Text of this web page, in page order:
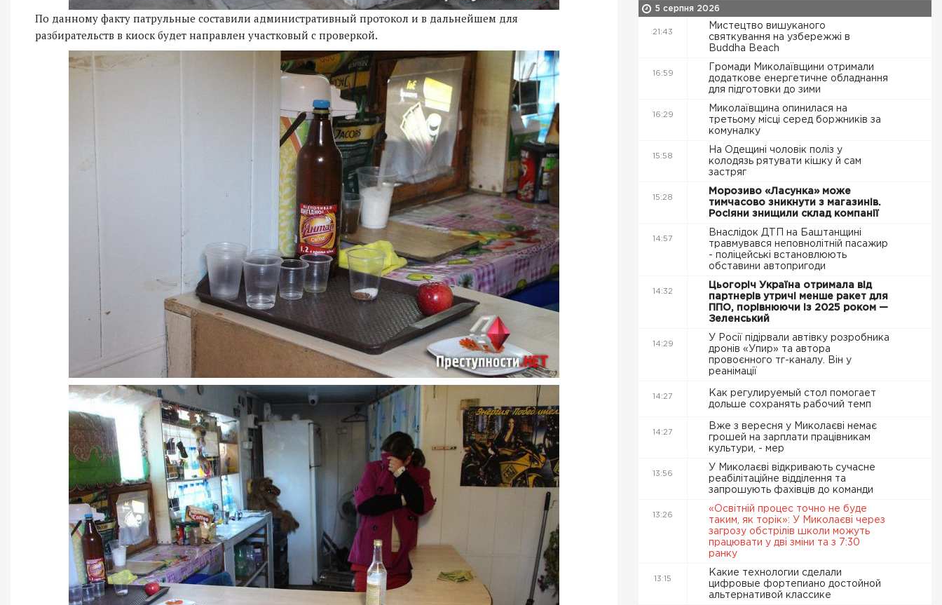
По данному факту патрульные составили административный протокол и в дальнейшем для
разбирательств в киоск будет направлен участковый с проверкой.
5 серпня 2026
21:43
Мистецтво вишуканого
святкування на узбережжі в
Buddha Beach
16:59
Громади Миколаївщини отримали
додаткове енергетичне обладнання
для підготовки до зими
16:29
Миколаївщина опинилася на
третьому місці серед боржників за
комуналку
15:58
На Одещині чоловік поліз у
колодязь рятувати кішку й сам
застряг
15:28
Морозиво «Ласунка» може
тимчасово зникнути з магазинів.
Росіяни знищили склад компанії
14:57
Внаслідок ДТП на Баштанщині
травмувався неповнолітній пасажир
- поліцейські встановлюють
обставини автопригоди
14:32
Цьогоріч Україна отримала від
партнерів утричі менше ракет для
ППО, порівнюючи із 2025 роком —
Зеленський
14:29
У Росії підірвали автівку розробника
дронів «Упир» та автора
провоєнного тг-каналу. Він у
реанімації
14:27
Как регулируемый стол помогает
дольше сохранять рабочий темп
14:27
Вже з вересня у Миколаєві немає
грошей на зарплати працівникам
культури, - мер
13:56
У Миколаєві відкривають сучасне
реабілітаційне відділення та
запрошують фахівців до команди
13:26
«Освітній процес точно не буде
таким, як торік»: У Миколаєві через
загрозу обстрілів школи можуть
працювати у дві зміни та з 7:30
ранку
13:15
Какие технологии сделали
цифровые фортепиано достойной
альтернативой классике